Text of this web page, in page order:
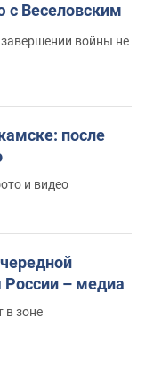
с Веселовским
войны не
после
и видео
– медиа
в зоне